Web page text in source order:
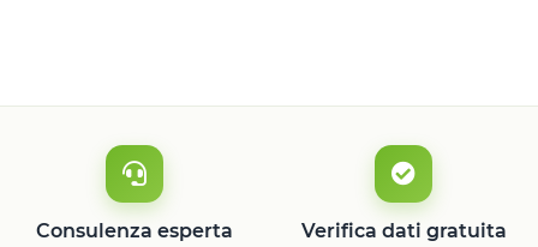
Consulenza esperta Verifica dati gratuita